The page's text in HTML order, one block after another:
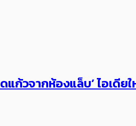
วจากห้องแล็บ’ ไอเดีย